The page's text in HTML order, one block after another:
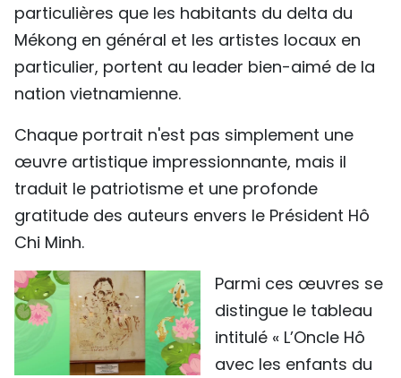
particulières que les habitants du delta du
Mékong en général et les artistes locaux en
particulier, portent au leader bien-aimé de la
nation vietnamienne.
Chaque portrait n'est pas simplement une
œuvre artistique impressionnante, mais il
traduit le patriotisme et une profonde
gratitude des auteurs envers le Président Hô
Chi Minh.
Parmi ces œuvres se
distingue le tableau
intitulé « L’Oncle Hô
avec les enfants du